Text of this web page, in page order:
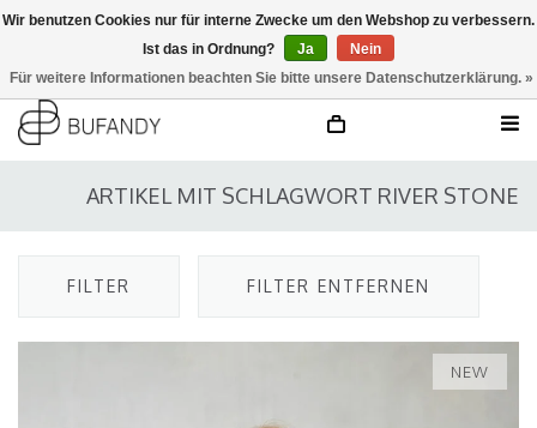
ARTIKEL MIT SCHLAGWORT RIVER STONE
FILTER FILTER ENTFERNEN
NEW
Wir benutzen Cookies nur für interne Zwecke um den Webshop zu verbessern.
Ist das in Ordnung?
Ja
Nein
Für weitere Informationen beachten Sie bitte unsere Datenschutzerklärung. »